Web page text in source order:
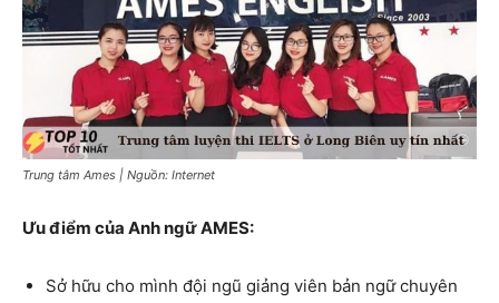
Trung tâm Ames | Nguồn: Internet
Ưu điểm của Anh ngữ AMES:
Sở hữu cho mình đội ngũ giảng viên bản ngữ chuyên